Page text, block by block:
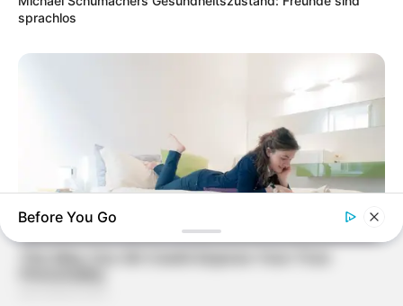
sprachlos
Before You Go